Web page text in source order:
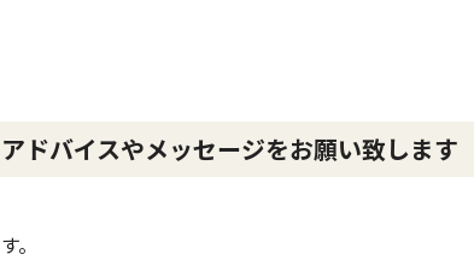
ドバイスやメッセージをお願い致します
。